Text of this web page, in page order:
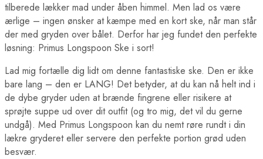
tilberede lækker mad under åben himmel. Men lad os være
ærlige – ingen ønsker at kæmpe med en kort ske, når man står
der med gryden over bålet. Derfor har jeg fundet den perfekte
løsning: Primus Longspoon Ske i sort!
Lad mig fortælle dig lidt om denne fantastiske ske. Den er ikke
bare lang – den er LANG! Det betyder, at du kan nå helt ind i
de dybe gryder uden at brænde fingrene eller risikere at
sprøjte suppe ud over dit outfit (og tro mig, det vil du gerne
undgå). Med Primus Longspoon kan du nemt røre rundt i din
lækre gryderet eller servere den perfekte portion grød uden
besvær.